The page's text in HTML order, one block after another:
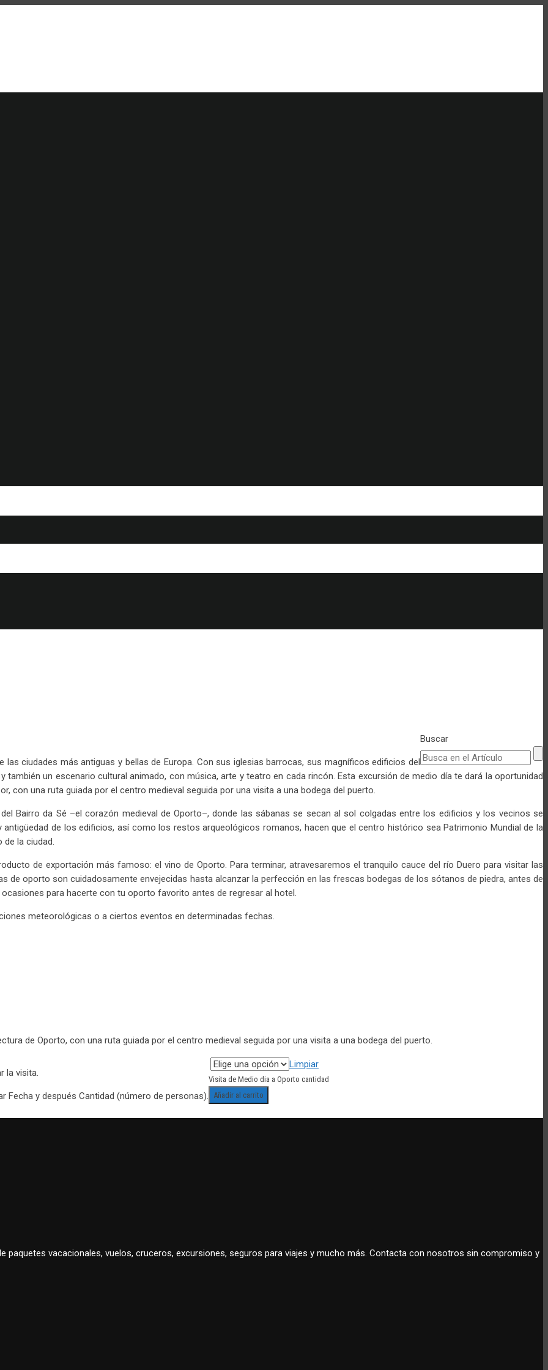
Buscar
ciudades más antiguas y bellas de Europa. Con sus iglesias barrocas, sus magníficos edificios del
un escenario cultural animado, con música, arte y teatro en cada rincón. Esta excursión de medio día te dará la oportunidad
con una ruta guiada por el centro medieval seguida por una visita a una bodega del puerto.
Bairro da Sé –el corazón medieval de Oporto–, donde las sábanas se secan al sol colgadas entre los edificios y los vecinos se
de los edificios, así como los restos arqueológicos romanos, hacen que el centro histórico sea Patrimonio Mundial de la
de la ciudad.
de exportación más famoso: el vino de Oporto. Para terminar, atravesaremos el tranquilo cauce del río Duero para visitar las
de oporto son cuidadosamente envejecidas hasta alcanzar la perfección en las frescas bodegas de los sótanos de piedra, antes de
para hacerte con tu oporto favorito antes de regresar al hotel.
meteorológicas o a ciertos eventos en determinadas fechas.
de Oporto, con una ruta guiada por el centro medieval seguida por una visita a una bodega del puerto.
la visita.
Fecha y después Cantidad (número de personas).
Limpiar
Visita de Medio dia a Oporto cantidad
Añadir al carrito
paquetes vacacionales, vuelos, cruceros, excursiones, seguros para viajes y mucho más. Contacta con nosotros sin compromiso y